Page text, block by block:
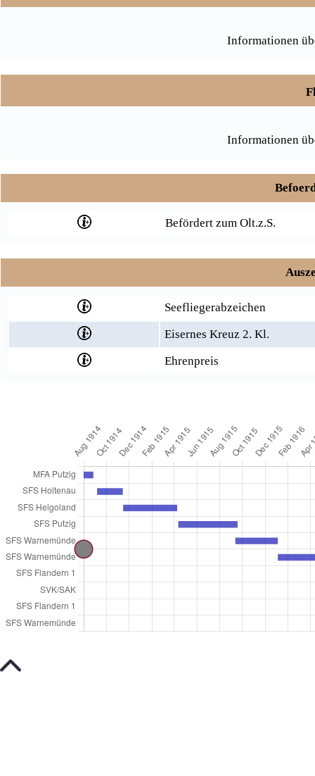
Informationen
Informationen
Befördert zum Olt.z.S.
Seefliegerabzeichen
Eisernes Kreuz 2. Kl.
Ehrenpreis